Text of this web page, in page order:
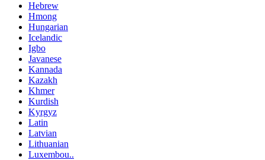
Hebrew
Hmong
Hungarian
Icelandic
Igbo
Javanese
Kannada
Kazakh
Khmer
Kurdish
Kyrgyz
Latin
Latvian
Lithuanian
Luxembou..